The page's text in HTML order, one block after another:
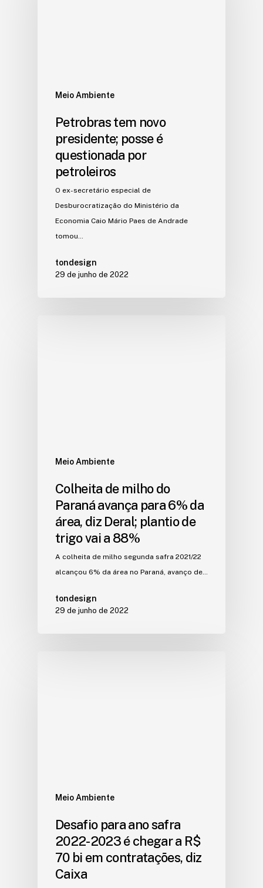
Meio Ambiente
Petrobras tem novo
presidente; posse é
questionada por
petroleiros
O ex-secretário especial de
Desburocratização do Ministério da
Economia Caio Mário Paes de Andrade
tomou…
tondesign
29 de junho de 2022
Meio Ambiente
Colheita de milho do
Paraná avança para 6% da
área, diz Deral; plantio de
trigo vai a 88%
A colheita de milho segunda safra 2021/22
alcançou 6% da área no Paraná, avanço de…
tondesign
29 de junho de 2022
Meio Ambiente
Desafio para ano safra
2022-2023 é chegar a R$
70 bi em contratações, diz
Caixa